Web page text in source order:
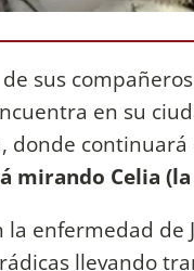
sus
en su
donde
mirando Celia
enfermedad de
llevando